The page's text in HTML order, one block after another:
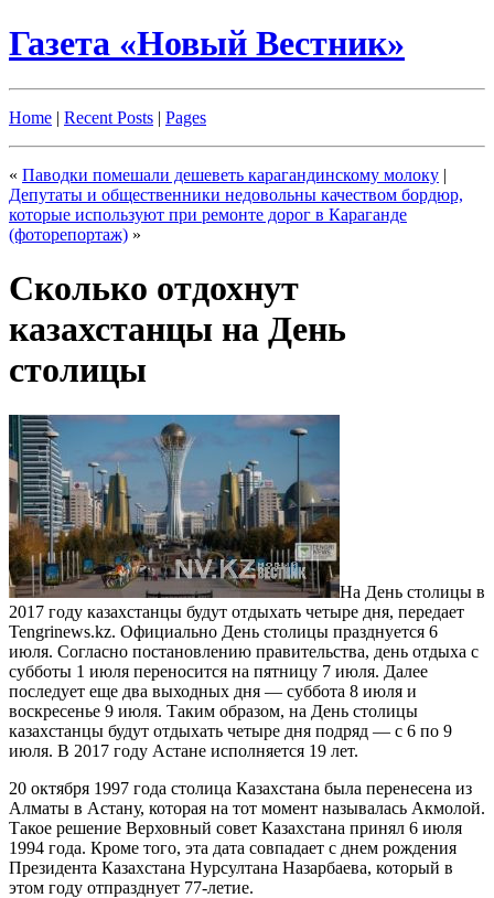
Газета «Новый Вестник»
Home | Recent Posts | Pages
« Паводки помешали дешеветь карагандинскому молоку |
Депутаты и общественники недовольны качеством бордюр,
которые используют при ремонте дорог в Караганде
(фоторепортаж) »
Сколько отдохнут
казахстанцы на День
столицы
На День столицы в
2017 году казахстанцы будут отдыхать четыре дня, передает
Tengrinews.kz. Официально День столицы празднуется 6
июля. Согласно постановлению правительства, день отдыха с
субботы 1 июля переносится на пятницу 7 июля. Далее
последует еще два выходных дня — суббота 8 июля и
воскресенье 9 июля. Таким образом, на День столицы
казахстанцы будут отдыхать четыре дня подряд — с 6 по 9
июля. В 2017 году Астане исполняется 19 лет.
20 октября 1997 года столица Казахстана была перенесена из
Алматы в Астану, которая на тот момент называлась Акмолой.
Такое решение Верховный совет Казахстана принял 6 июля
1994 года. Кроме того, эта дата совпадает с днем рождения
Президента Казахстана Нурсултана Назарбаева, который в
этом году отпразднует 77-летие.